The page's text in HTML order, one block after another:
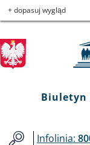
Przejdź
do
menu
głównego
Przejdź
do
treści
Przejdź
to
informacji
o
kontakcie
Przejdź
do
mapy
serwisu
RPO
+ dopasuj wygląd
Biuletyn
Infolinia: